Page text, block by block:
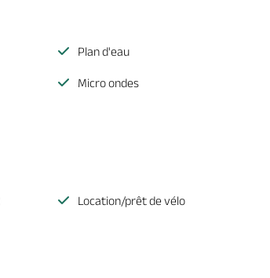
Plan d'eau
Micro ondes
Location/prêt de vélo